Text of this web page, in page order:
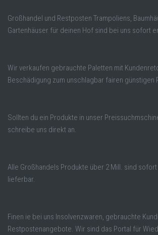
Großhandel und Restposten Trampoliens,
Gartenhäuser für deinen Hof sind bei uns sofort
Wir verkaufen gebrauchte Paletten mit
Beschädigung zum unschlagbar fairen günstigen
Sollten du ein Produkte in unser
schreibe uns direkt an.
Alle Großhandels Produkte über 2 Mill. sind
lieferbar.
Finen ie bei uns Insolvenzwaren, gebrauchte
Restpostenangebote. Wir sind das Portal für